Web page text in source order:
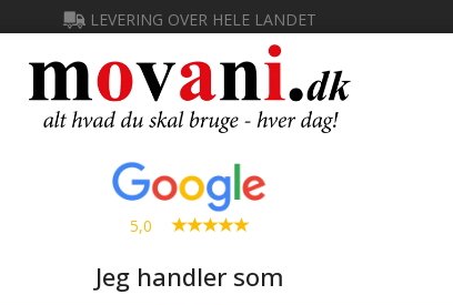
LEVERING OVER HELE LANDET
SØG
RENGØRING LAGER ELEKTRONIK
5,0
Jeg handler som